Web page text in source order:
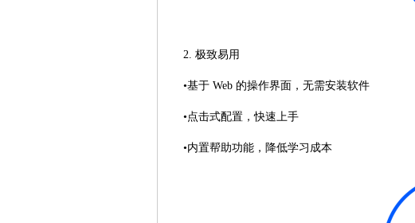
2. 极致易用
•基于 Web 的操作界面，无需安装软件
•点击式配置，快速上手
•内置帮助功能，降低学习成本